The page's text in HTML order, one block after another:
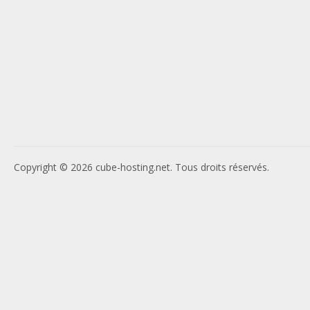
Copyright © 2026 cube-hosting.net. Tous droits réservés.